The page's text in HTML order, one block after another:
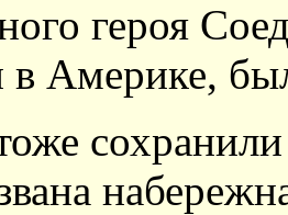
героя
Америке,